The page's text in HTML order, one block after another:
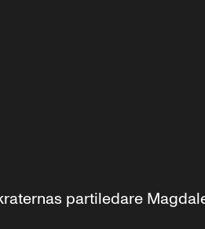
partiledare